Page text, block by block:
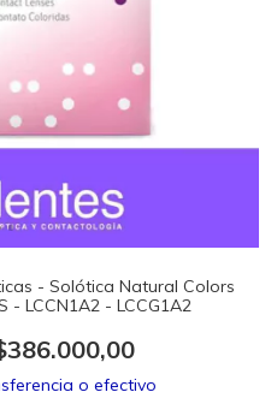
- Solótica Natural Colors
- LCCN1A2 - LCCG1A2